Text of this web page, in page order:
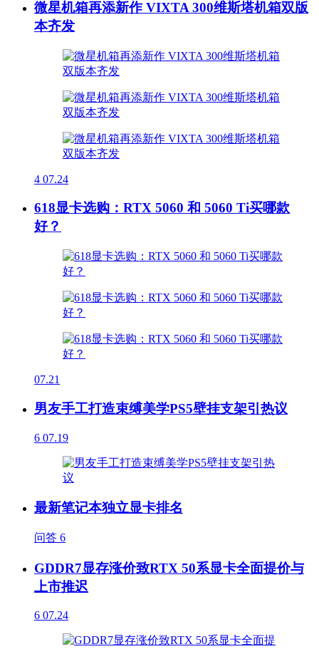
微星机箱再添新作 VIXTA 300维斯塔机箱双版
本齐发
4 07.24
618显卡选购：RTX 5060 和 5060 Ti买哪款
好？
07.21
男友手工打造束缚美学PS5壁挂支架引热议
6 07.19
最新笔记本独立显卡排名
问答 6
GDDR7显存涨价致RTX 50系显卡全面提价与
上市推迟
6 07.24